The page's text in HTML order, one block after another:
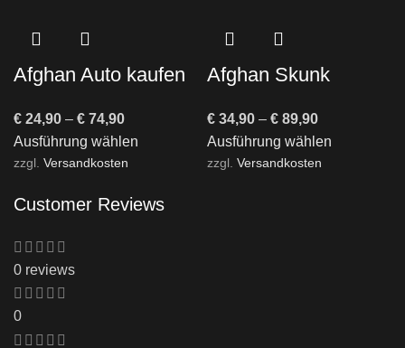
Afghan Auto kaufen
Cannabis Samen
€ 24,90 – € 74,90
Ausführung wählen
zzgl. Versandkosten
Afghan Skunk
kaufen – Feminisiert
& Indica-dominant
€ 34,90 – € 89,90
Ausführung wählen
zzgl. Versandkosten
Customer Reviews
0 reviews
0